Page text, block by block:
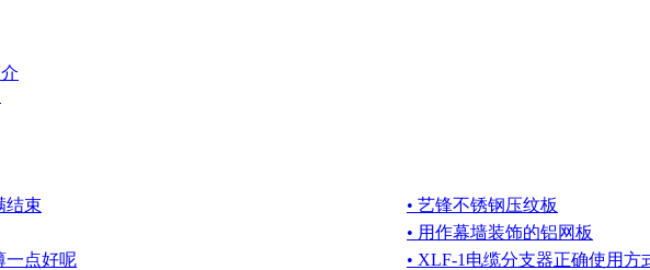
结束
• 艺锋不锈钢压纹板
• 用作幕墙装饰的铝网板
一点好呢
• XLF-1电缆分支器正确使用方